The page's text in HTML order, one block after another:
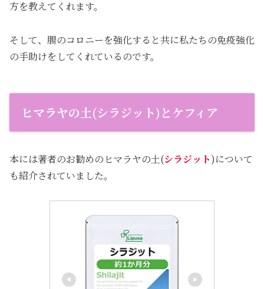
方を教えてくれます。
そして、腸のコロニーを強化すると共に私たちの免疫強化
の手助けをしてくれているのです。
ヒマラヤの土(シラジット)とケフィア
本には著者のお勧めのヒマラヤの土(シラジット)について
も紹介されていました。